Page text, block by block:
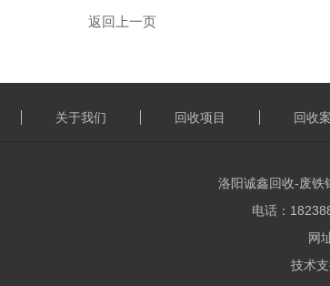
返回上一页
关于我们 回收项目 回收
洛阳诚鑫回收-废铁
电话：
网
技术支